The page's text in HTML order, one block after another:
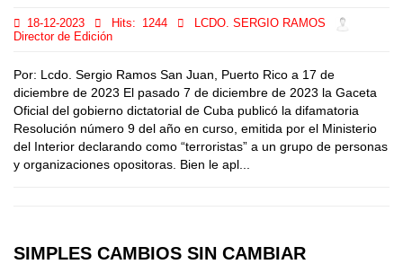
18-12-2023 Hits: 1244
LCDO. SERGIO RAMOS
Director de Edición
Por: Lcdo. Sergio Ramos San Juan, Puerto Rico a 17 de
diciembre de 2023 El pasado 7 de diciembre de 2023 la Gaceta
Oficial del gobierno dictatorial de Cuba publicó la difamatoria
Resolución número 9 del año en curso, emitida por el Ministerio
del Interior declarando como “terroristas” a un grupo de personas
y organizaciones opositoras. Bien le apl...
SIMPLES CAMBIOS SIN CAMBIAR